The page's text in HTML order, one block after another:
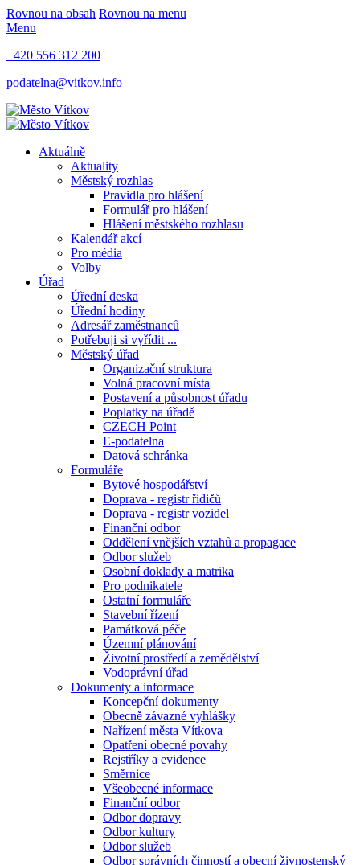
Rovnou na obsah Rovnou na menu
Menu
+420 556 312 200
podatelna@vitkov.info
Aktuálně
Aktuality
Městský rozhlas
Pravidla pro hlášení
Formulář pro hlášení
Hlášení městského rozhlasu
Kalendář akcí
Pro média
Volby
Úřad
Úřední deska
Úřední hodiny
Adresář zaměstnanců
Potřebuji si vyřídit ...
Městský úřad
Organizační struktura
Volná pracovní místa
Postavení a působnost úřadu
Poplatky na úřadě
CZECH Point
E-podatelna
Datová schránka
Formuláře
Bytové hospodářství
Doprava - registr řidičů
Doprava - registr vozidel
Finanční odbor
Oddělení vnějších vztahů a propagace
Odbor služeb
Osobní doklady a matrika
Pro podnikatele
Ostatní formuláře
Stavební řízení
Památková péče
Územní plánování
Životní prostředí a zemědělství
Vodoprávní úřad
Dokumenty a informace
Koncepční dokumenty
Obecně závazné vyhlášky
Nařízení města Vítkova
Opatření obecné povahy
Rejstříky a evidence
Směrnice
Všeobecné informace
Finanční odbor
Odbor dopravy
Odbor kultury
Odbor služeb
Odbor správních činností a obecní živnostenský